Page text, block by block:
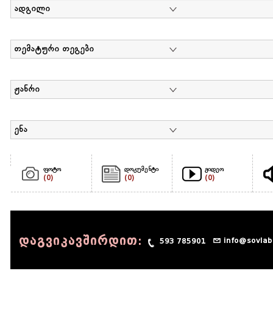
ადგილი
თემატური თეგები
ჟანრი
ენა
ფოტო
(0)
დოკუმენტი
(0)
ვიდეო
(0)
დაგვიკავშირდით: 593 785901